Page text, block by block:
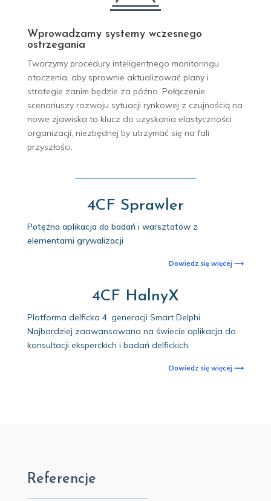
Wprowadzamy systemy wczesnego
ostrzegania
Tworzymy procedury inteligentnego monitoringu
otoczenia, aby sprawnie aktualizować plany i
strategie zanim będzie za późno. Połączenie
scenariuszy rozwoju sytuacji rynkowej z czujnością na
nowe zjawiska to klucz do uzyskania elastyczności
organizacji, niezbędnej by utrzymać się na fali
przyszłości.
4CF Sprawler
Potężna aplikacja do badań i warsztatów z
elementami grywalizacji
Dowiedz się więcej ⟶
4CF HalnyX
Platforma delficka 4. generacji Smart Delphi.
Najbardziej zaawansowana na świecie aplikacja do
konsultacji eksperckich i badań delfickich.
Dowiedz się więcej ⟶
Referencje